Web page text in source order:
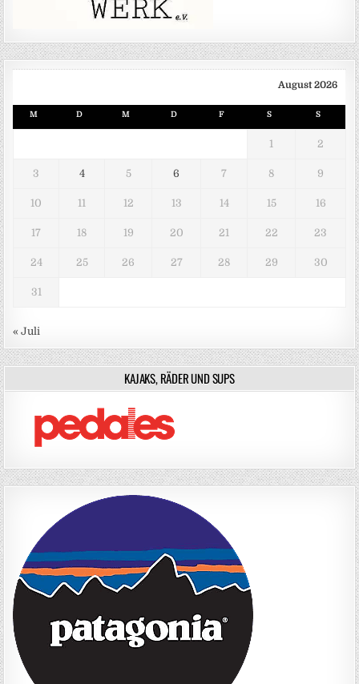
August 2026
M D M D F S S
1 2
3 4 5 6 7 8 9
10 11 12 13 14 15 16
17 18 19 20 21 22 23
24 25 26 27 28 29 30
31
« Juli
KAJAKS, RÄDER UND SUPS